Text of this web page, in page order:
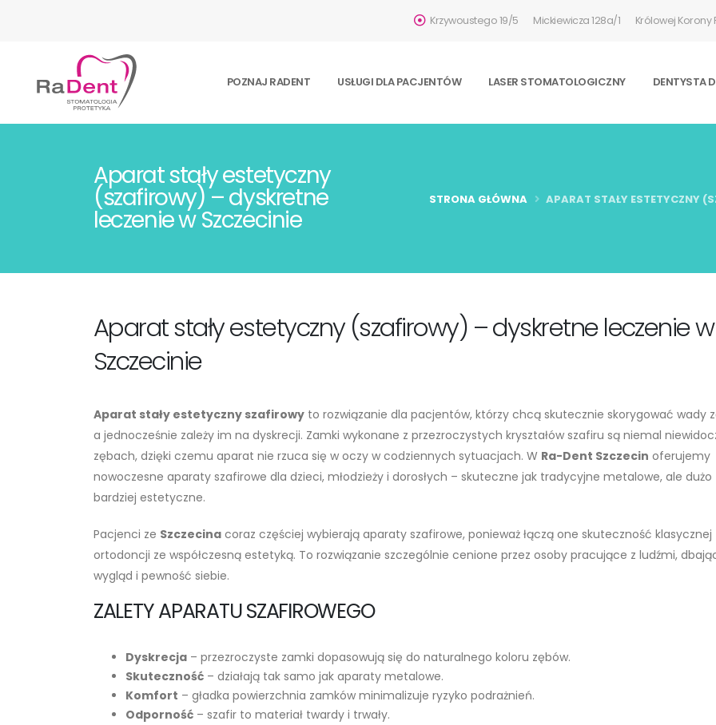
Krzywoustego 19/5 Mickiewicza 128a/1 Królowej Korony
POZNAJ RADENT USŁUGI DLA PACJENTÓW LASER STOMATOLOGICZNY DENTYSTA
Aparat stały estetyczny
(szafirowy) – dyskretne
leczenie w Szczecinie
STRONA GŁÓWNA APARAT STAŁY ESTETYCZNY
Aparat stały estetyczny (szafirowy) – dyskretne leczenie w
Szczecinie
Aparat stały estetyczny szafirowy to rozwiązanie dla pacjentów, którzy chcą skutecznie skorygować wady
a jednocześnie zależy im na dyskrecji. Zamki wykonane z przezroczystych kryształów szafiru są niemal
zębach, dzięki czemu aparat nie rzuca się w oczy w codziennych sytuacjach. W Ra-Dent Szczecin oferujemy
nowoczesne aparaty szafirowe dla dzieci, młodzieży i dorosłych – skuteczne jak tradycyjne metalowe, ale dużo
bardziej estetyczne.
Pacjenci ze Szczecina coraz częściej wybierają aparaty szafirowe, ponieważ łączą one skuteczność klasycznej
ortodoncji ze współczesną estetyką. To rozwiązanie szczególnie cenione przez osoby pracujące z ludźmi,
wygląd i pewność siebie.
ZALETY APARATU SZAFIROWEGO
Dyskrecja – przezroczyste zamki dopasowują się do naturalnego koloru zębów.
Skuteczność – działają tak samo jak aparaty metalowe.
Komfort – gładka powierzchnia zamków minimalizuje ryzyko podrażnień.
Odporność – szafir to materiał twardy i trwały.